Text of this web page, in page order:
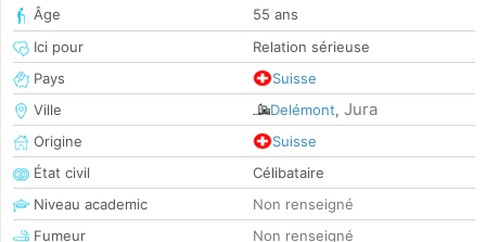
Âge
55 ans
Ici pour
Relation sérieuse
Pays
Suisse
Ville
Delémont, Jura
Origine
Suisse
État civil
Célibataire
Niveau academic
Non renseigné
Fumeur
Non renseigné